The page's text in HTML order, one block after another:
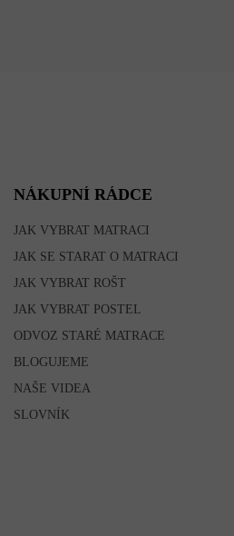
NÁKUPNÍ RÁDCE
JAK VYBRAT MATRACI
JAK SE STARAT O MATRACI
JAK VYBRAT ROŠT
JAK VYBRAT POSTEL
ODVOZ STARÉ MATRACE
BLOGUJEME
NAŠE VIDEA
SLOVNÍK